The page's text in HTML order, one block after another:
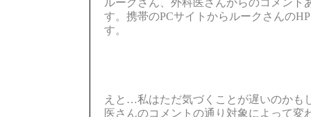
ルークさん、外科医さんからのコメント
す。携帯のPCサイトからルークさんの
す。
えと…私はただ気づくことが遅いのかも
医さんのコメントの通り対象によって変